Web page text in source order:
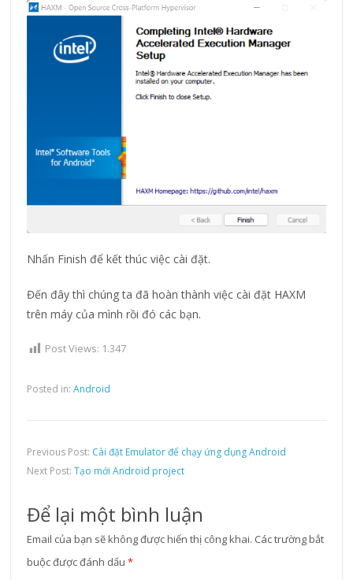
Nhấn Finish để kết thúc việc cài đặt.
Đến đây thì chúng ta đã hoàn thành việc cài đặt HAXM
trên máy của mình rồi đó các bạn.
Post Views: 1.347
Posted in:Android
Previous Post: Cài đặt Emulator để chạy ứng dụng Android
Next Post:Tạo mới Android project
Để lại một bình luận
Email của bạn sẽ không được hiển thị công khai. Các trường bắt
buộc được đánh dấu*